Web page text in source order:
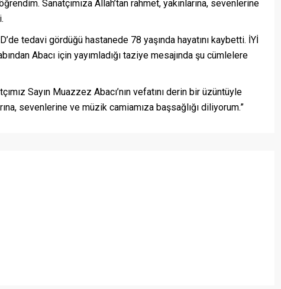
Sanatçımıza Allah’tan rahmet, yakınlarına, sevenlerine
tedavi gördüğü hastanede 78 yaşında hayatını kaybetti. İYİ
Abacı için yayımladığı taziye mesajında şu cümlelere
Sayın Muazzez Abacı’nın vefatını derin bir üzüntüyle
sevenlerine ve müzik camiamıza başsağlığı diliyorum.”